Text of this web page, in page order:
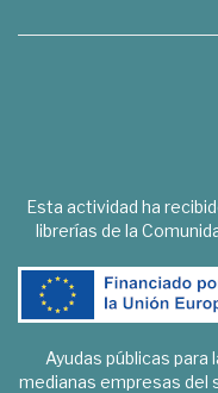
Esta actividad ha
librerías de la
Ayudas públicas para
medianas empresas del